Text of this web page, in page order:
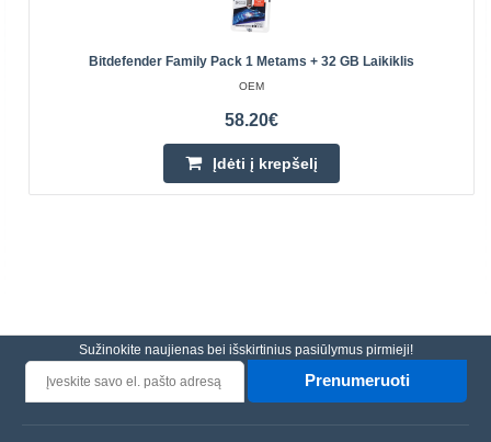
Bitdefender Family Pack 1 Metams + 32 GB Laikiklis
OEM
58.20€
Įdėti į krepšelį
Sužinokite naujienas bei išskirtinius pasiūlymus pirmieji!
Prenumeruoti